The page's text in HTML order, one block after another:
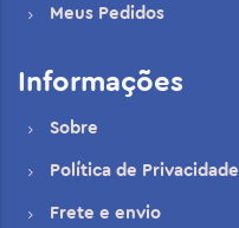
Meus Pedidos
Informações
Sobre
Política de Privacidade
Frete e envio